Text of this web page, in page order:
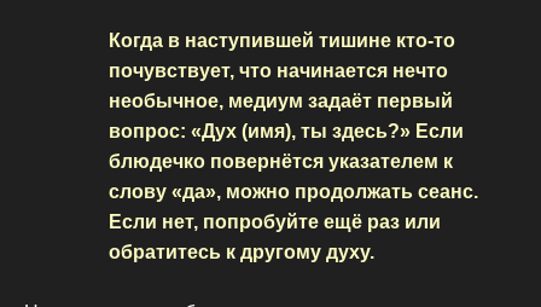
Когда в наступившей тишине кто-то
почувствует, что начинается нечто
необычное, медиум задаёт первый
вопрос: «Дух (имя), ты здесь?» Если
блюдечко повернётся указателем к
слову «да», можно продолжать сеанс.
Если нет, попробуйте ещё раз или
обратитесь к другому духу.